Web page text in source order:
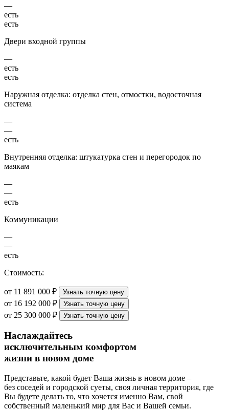
—
есть
есть
Двери входной группы
—
есть
есть
Наружная отделка: отделка стен, отмостки, водосточная
система
—
—
есть
Внутренняя отделка: штукатурка стен и перегородок по
маякам
—
—
есть
Коммуникации
—
—
есть
Стоимость:
от 11 891 000 ₽ Узнать точную цену
от 16 192 000 ₽ Узнать точную цену
от 25 300 000 ₽ Узнать точную цену
Наслаждайтесь
исключительным комфортом
жизни в новом доме
Представьте, какой будет Ваша жизнь в новом доме –
без соседей и городской суеты, своя личная территория, где
Вы будете делать то, что хочется именно Вам, свой
собственный маленький мир для Вас и Вашей семьи.